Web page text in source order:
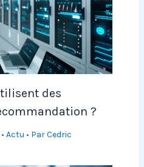
des
?
• Actu • ParCedric